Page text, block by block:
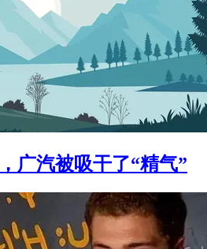
广汽被吸干了“精气”